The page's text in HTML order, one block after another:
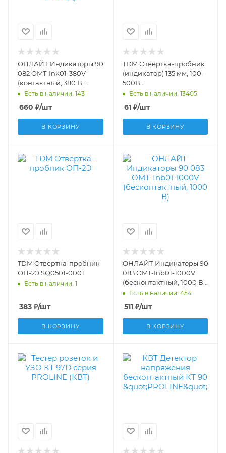
ОНЛАЙТ Индикаторы 90
082 OMT-Ink01-380V
(контактный, 380 В,
УНН-1Д) 90082
Есть в наличии: 143
660 ₽/шт
В КОРЗИНУ
TDM Отвертка-пробник
(индикатор) 135 мм, 100-
500В
SQ1015-0001
Есть в наличии: 13405
61₽/шт
В КОРЗИНУ
TDM Отвертка-пробник
ОП-2Э SQ0501-0001
Есть в наличии: 1
383 ₽/шт
В КОРЗИНУ
ОНЛАЙТ Индикаторы 90
083 OMT-Inb01-1000V
(бесконтактный, 1000 В)
90083
Есть в наличии: 454
511₽/шт
В КОРЗИНУ